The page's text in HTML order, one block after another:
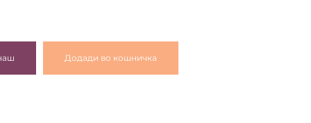
Додади во кошничка